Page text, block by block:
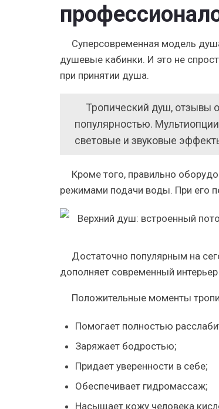
Суперсовременная модель
душевые кабинки. И это не
при принятии душа.
Тропический душ, отзывы
популярностью.
световые и звуковые
Кроме того, правильно
режимами подачи воды. При его
Достаточно популярным на
дополняет современный интерьер
Положительные моменты
Помогает полностью
Заряжает бодростью;
Придает уверенности в себе;
Обеспечивает гидромассаж;
Насыщает кожу человека